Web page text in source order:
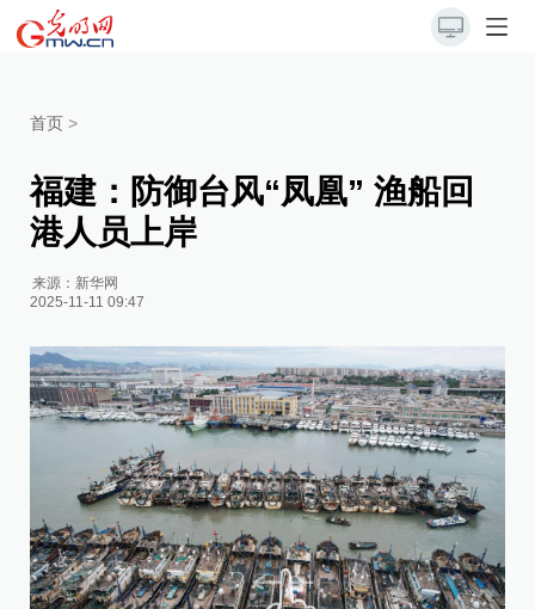
首页 >
福建：防御台风“凤凰” 渔船回
港人员上岸
来源： 新华网
2025-11-11 09:47